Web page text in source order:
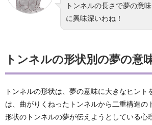
トンネルの長さで夢の意
に興味深いわね！
トンネルの形状別の夢の意
トンネルの形状は、夢の意味に大きなヒント
は、曲がりくねったトンネルから二重構造の
形状のトンネルの夢が伝えようとしている心